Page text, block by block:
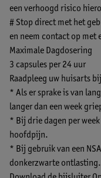
een verhoogd risico
# Stop direct met het
en neem contact op met
Maximale Dagdosering
3 capsules per 24 uur
Raadpleeg uw huisarts bij
* Als er sprake is van
langer dan een week
* Bij drie dagen per
hoofdpijn.
* Bij gebruik van een
donkerzwarte ontlasting.